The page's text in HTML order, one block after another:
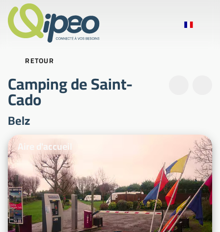
RETOUR
Camping de Saint-
Cado
Belz
Photos d'illustration
Aire d'accueil